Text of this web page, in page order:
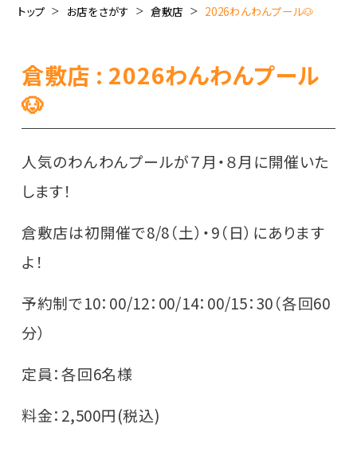
トップ お店をさがす 倉敷店 2026わんわんプール🐶
倉敷店 : 2026わんわんプール
🐶
人気のわんわんプールが７月・８月に開催いた
します！
倉敷店は初開催で8/8（土）・9（日）にあります
よ！
予約制で10：00/12：00/14：00/15：30（各回60
分）
定員：各回6名様
料金：2,500円(税込)